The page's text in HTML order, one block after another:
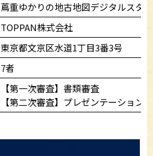
蔦重ゆかりの地古地図デジタルスタ
TOPPAN株式会社
東京都文京区水道1丁目3番3号
7者
【第一次審査】書類審査
【第二次審査】プレゼンテーション